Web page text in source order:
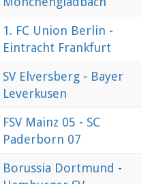
1. FC Union Berlin -
Eintracht Frankfurt
SV Elversberg - Bayer
Leverkusen
FSV Mainz 05 - SC
Paderborn 07
Borussia Dortmund -